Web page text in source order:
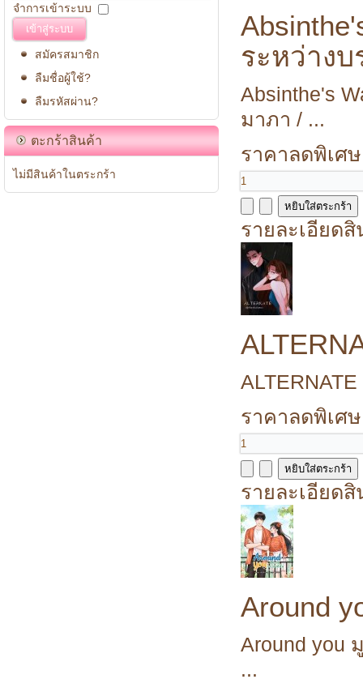
จำการเข้าระบบ
เข้าสู่ระบบ
สมัครสมาชิก
ลืมชื่อผู้ใช้?
ลืมรหัสผ่าน?
ตะกร้าสินค้า
ไม่มีสินค้าในตระกร้า
ระหว่าง
Absinthe's
มาภา / ...
ราคาลดพิเศ
รายละเอียด
ราคาลดพิเศ
รายละเอียด
Around
Around you
...